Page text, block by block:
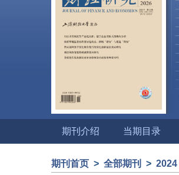
期刊介绍 当期目录
期刊首页 > 全部期刊 > 2024